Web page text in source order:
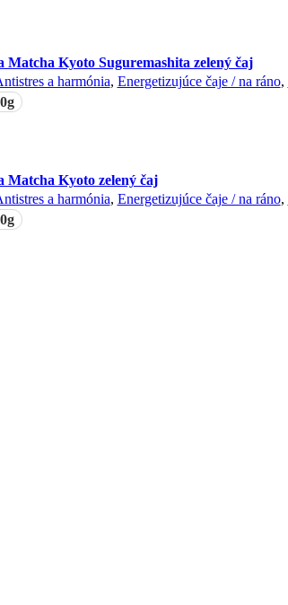
Matcha Kyoto Suguremashita zelený čaj
a harmónia, Energetizujúce čaje / na ráno,
Matcha Kyoto zelený čaj
a harmónia, Energetizujúce čaje / na ráno,